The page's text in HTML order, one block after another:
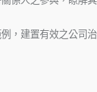
，建置有效之公司